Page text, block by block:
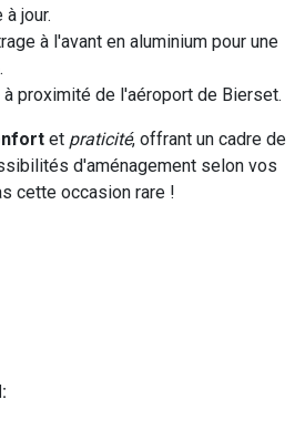
jour.
à l'avant en aluminium pour une
proximité de l'aéroport de Bierset.
et praticité, offrant un cadre de
d'aménagement selon vos
cette occasion rare !